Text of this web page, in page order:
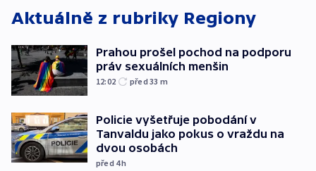
Aktuálně z rubriky Regiony
Prahou prošel pochod na podporu
práv sexuálních menšin
12:02 před 33 m
Policie vyšetřuje pobodání v
Tanvaldu jako pokus o vraždu na
dvou osobách
před 4h